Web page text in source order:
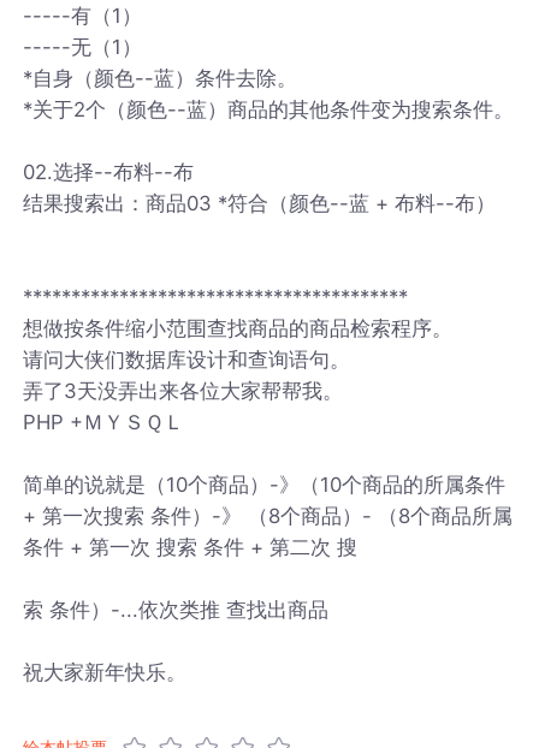
-----有（1）
-----无（1）
*自身（颜色--蓝）条件去除。
*关于2个（颜色--蓝）商品的其他条件变为搜索条件。
02.选择--布料--布
结果搜索出：商品03 *符合（颜色--蓝 + 布料--布）
****************************************
想做按条件缩小范围查找商品的商品检索程序。
请问大侠们数据库设计和查询语句。
弄了3天没弄出来各位大家帮帮我。
PHP +ＭＹＳＱＬ
简单的说就是（10个商品）-》（10个商品的所属条件
+ 第一次搜索 条件）-》 （8个商品）- （8个商品所属
条件 + 第一次 搜索 条件 + 第二次 搜
索 条件）-...依次类推 查找出商品
祝大家新年快乐。